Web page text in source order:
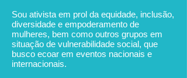
Sou ativista em prol da equidade, inclusão,
diversidade e empoderamento de
mulheres, bem como outros grupos em
situação de vulnerabilidade social, que
busco ecoar em eventos nacionais e
internacionais.